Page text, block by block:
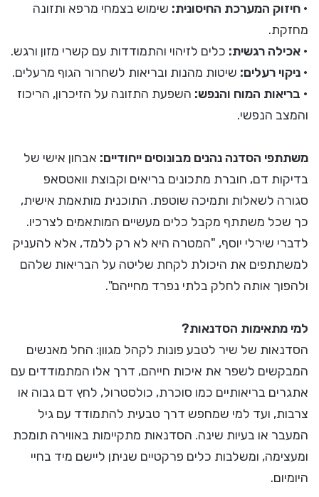
• חיזוק המערכת החיסונית: שימוש בצמחי מרפא ותזונה
מחזקת.
• אכילה רגשית: כלים לזיהוי והתמודדות עם קשרי מזון ורגש.
• ניקוי רעלים: שיטות מהנות ובריאות לשחרור הגוף מרעלים.
• בריאות המוח והנפש: השפעת התזונה על הזיכרון, הריכוז
והמצב הנפשי.
משתתפי הסדנה נהנים מבונוסים ייחודיים: אבחון אישי של
בדיקות דם, חוברת מתכונים בריאים וקבוצת וואטסאפ
סגורה לשאלות ותמיכה שוטפת. התוכנית מותאמת אישית,
כך שכל משתתף מקבל כלים מעשיים המותאמים לצרכיו.
לדברי שירלי יוסף, "המטרה היא לא רק ללמד, אלא להעניק
למשתתפים את היכולת לקחת שליטה על הבריאות שלהם
ולהפוך אותה לחלק בלתי נפרד מחייהם".
למי מתאימות הסדנאות?
הסדנאות של שיר לטבע פונות לקהל מגוון: החל מאנשים
המבקשים לשפר את איכות חייהם, דרך אלו המתמודדים עם
אתגרים בריאותיים כמו סוכרת, כולסטרול, לחץ דם גבוה או
צרבות, ועד למי שמחפש דרך טבעית להתמודד עם גיל
המעבר או בעיות שינה. הסדנאות מתקיימות באווירה תומכת
ומעצימה, ומשלבות כלים פרקטיים שניתן ליישם מיד בחיי
היומיום.